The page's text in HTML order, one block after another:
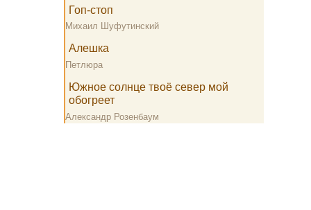
Гоп-стоп
Михаил Шуфутинский
Алешка
Петлюра
Южное солнце твоё север мой
обогреет
Александр Розенбаум